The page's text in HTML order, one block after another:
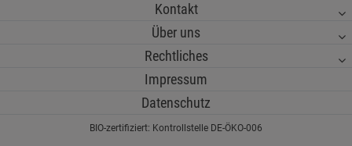
Kontakt
Über uns
Rechtliches
Impressum
Datenschutz
BIO-zertifiziert: Kontrollstelle DE-ÖKO-006